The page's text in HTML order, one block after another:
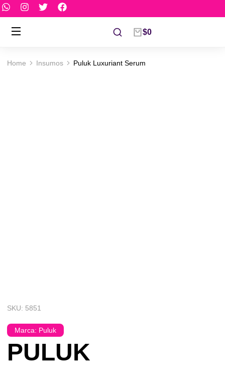
$0
You are here:
Home Insumos Puluk Luxuriant Serum
SKU: 5851
Marca: Puluk
PULUK